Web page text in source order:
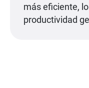
más eficiente,
productividad